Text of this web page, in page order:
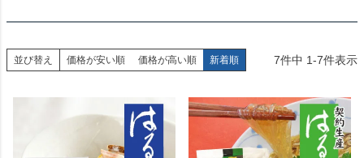
並び替え 価格が安い順 価格が高い順 新着順 7件中 1-7件表示